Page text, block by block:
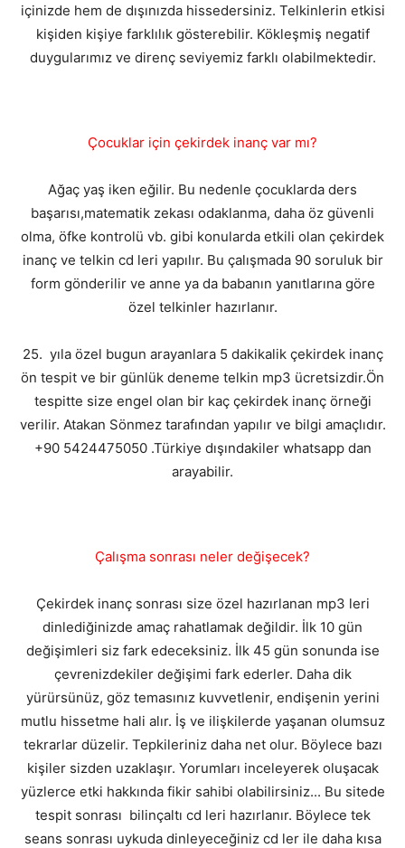
içinizde hem de dışınızda hissedersiniz. Telkinlerin etkisi
kişiden kişiye farklılık gösterebilir. Kökleşmiş negatif
duygularımız ve direnç seviyemiz farklı olabilmektedir.
Çocuklar için çekirdek inanç var mı?
Ağaç yaş iken eğilir. Bu nedenle çocuklarda ders
başarısı,matematik zekası odaklanma, daha öz güvenli
olma, öfke kontrolü vb. gibi konularda etkili olan çekirdek
inanç ve telkin cd leri yapılır. Bu çalışmada 90 soruluk bir
form gönderilir ve anne ya da babanın yanıtlarına göre
özel telkinler hazırlanır.
25. yıla özel bugun arayanlara 5 dakikalik çekirdek inanç
ön tespit ve bir günlük deneme telkin mp3 ücretsizdir.Ön
tespitte size engel olan bir kaç çekirdek inanç örneği
verilir. Atakan Sönmez tarafından yapılır ve bilgi amaçlıdır.
+90 5424475050 .Türkiye dışındakiler whatsapp dan
arayabilir.
Çalışma sonrası neler değişecek?
Çekirdek inanç sonrası size özel hazırlanan mp3 leri
dinlediğinizde amaç rahatlamak değildir. İlk 10 gün
değişimleri siz fark edeceksiniz. İlk 45 gün sonunda ise
çevrenizdekiler değişimi fark ederler. Daha dik
yürürsünüz, göz temasınız kuvvetlenir, endişenin yerini
mutlu hissetme hali alır. İş ve ilişkilerde yaşanan olumsuz
tekrarlar düzelir. Tepkileriniz daha net olur. Böylece bazı
kişiler sizden uzaklaşır. Yorumları inceleyerek oluşacak
yüzlerce etki hakkında fikir sahibi olabilirsiniz... Bu sitede
tespit sonrası bilinçaltı cd leri hazırlanır. Böylece tek
seans sonrası uykuda dinleyeceğiniz cd ler ile daha kısa